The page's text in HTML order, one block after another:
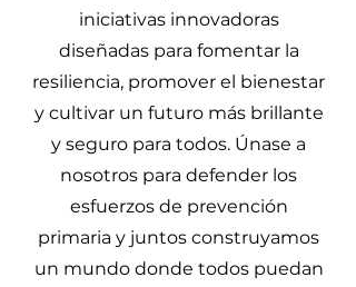
iniciativas innovadoras
diseñadas para fomentar la
resiliencia, promover el bienestar
y cultivar un futuro más brillante
y seguro para todos. Únase a
nosotros para defender los
esfuerzos de prevención
primaria y juntos construyamos
un mundo donde todos puedan